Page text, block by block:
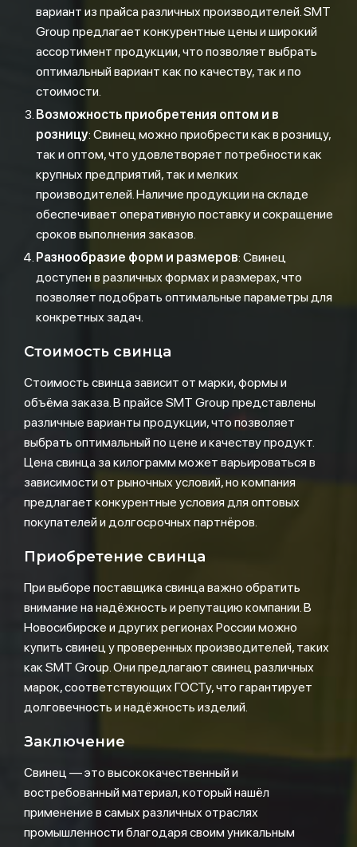
вариант из прайса различных производителей. SMT
Group предлагает конкурентные цены и широкий
ассортимент продукции, что позволяет выбрать
оптимальный вариант как по качеству, так и по
стоимости.
Возможность приобретения оптом и в
розницу: Свинец можно приобрести как в розницу,
так и оптом, что удовлетворяет потребности как
крупных предприятий, так и мелких
производителей. Наличие продукции на складе
обеспечивает оперативную поставку и сокращение
сроков выполнения заказов.
Разнообразие форм и размеров: Свинец
доступен в различных формах и размерах, что
позволяет подобрать оптимальные параметры для
конкретных задач.
Стоимость свинца
Стоимость свинца зависит от марки, формы и
объёма заказа. В прайсе SMT Group представлены
различные варианты продукции, что позволяет
выбрать оптимальный по цене и качеству продукт.
Цена свинца за килограмм может варьироваться в
зависимости от рыночных условий, но компания
предлагает конкурентные условия для оптовых
покупателей и долгосрочных партнёров.
Приобретение свинца
При выборе поставщика свинца важно обратить
внимание на надёжность и репутацию компании. В
Новосибирске и других регионах России можно
купить свинец у проверенных производителей, таких
как SMT Group. Они предлагают свинец различных
марок, соответствующих ГОСТу, что гарантирует
долговечность и надёжность изделий.
Заключение
Свинец — это высококачественный и
востребованный материал, который нашёл
применение в самых различных отраслях
промышленности благодаря своим уникальным